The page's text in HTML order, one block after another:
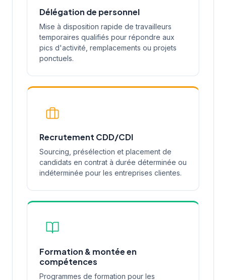
Délégation de personnel
Mise à disposition rapide de travailleurs
temporaires qualifiés pour répondre aux
pics d'activité, remplacements ou projets
ponctuels.
Recrutement CDD/CDI
Sourcing, présélection et placement de
candidats en contrat à durée déterminée ou
indéterminée pour les entreprises clientes.
Formation & montée en
compétences
Programmes de formation pour les